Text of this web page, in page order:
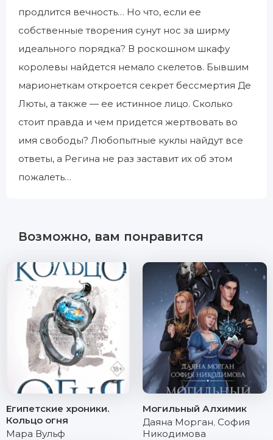
продлится вечность… Но что, если ее
собственные творения сунут нос за ширму
идеального порядка? В роскошном шкафу
королевы найдется немало скелетов. Бывшим
марионеткам откроется секрет бессмертия Де
Люты, а также — ее истинное лицо. Cколько
стоит правда и чем придется жертвовать во
имя свободы? Любопытные куклы найдут все
ответы, а Регина не раз заставит их об этом
пожалеть…
Возможно, вам понравится
Египетские хроники.
Кольцо огня
Мара Вульф
Могильный Алхимик
Даяна Морган, София
Никодимова